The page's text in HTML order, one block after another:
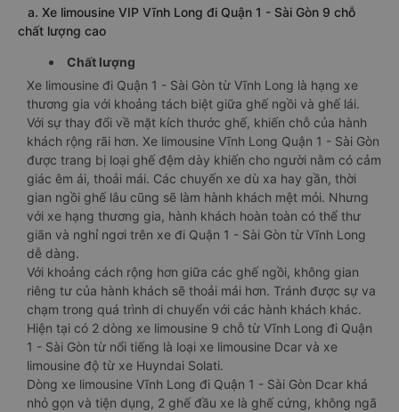
a. Xe limousine VIP Vĩnh Long đi Quận 1 - Sài Gòn 9 chỗ
chất lượng cao
Chất lượng
Xe limousine đi Quận 1 - Sài Gòn từ Vĩnh Long là hạng xe
thương gia với khoảng tách biệt giữa ghế ngồi và ghế lái.
Với sự thay đổi về mặt kích thước ghế, khiến chỗ của hành
khách rộng rãi hơn. Xe limousine Vĩnh Long Quận 1 - Sài Gòn
được trang bị loại ghế đệm dày khiến cho người nằm có cảm
giác êm ái, thoải mái. Các chuyến xe dù xa hay gần, thời
gian ngồi ghế lâu cũng sẽ làm hành khách mệt mỏi. Nhưng
với xe hạng thương gia, hành khách hoàn toàn có thể thư
giãn và nghỉ ngơi trên xe đi Quận 1 - Sài Gòn từ Vĩnh Long
dễ dàng.
Với khoảng cách rộng hơn giữa các ghế ngồi, không gian
riêng tư của hành khách sẽ thoải mái hơn. Tránh được sự va
chạm trong quá trình di chuyển với các hành khách khác.
Hiện tại có 2 dòng xe limousine 9 chỗ từ Vĩnh Long đi Quận
1 - Sài Gòn từ nổi tiếng là loại xe limousine Dcar và xe
limousine độ từ xe Huyndai Solati.
Dòng xe limousine Vĩnh Long đi Quận 1 - Sài Gòn Dcar khá
nhỏ gọn và tiện dụng, 2 ghế đầu xe là ghế cứng, không ngã